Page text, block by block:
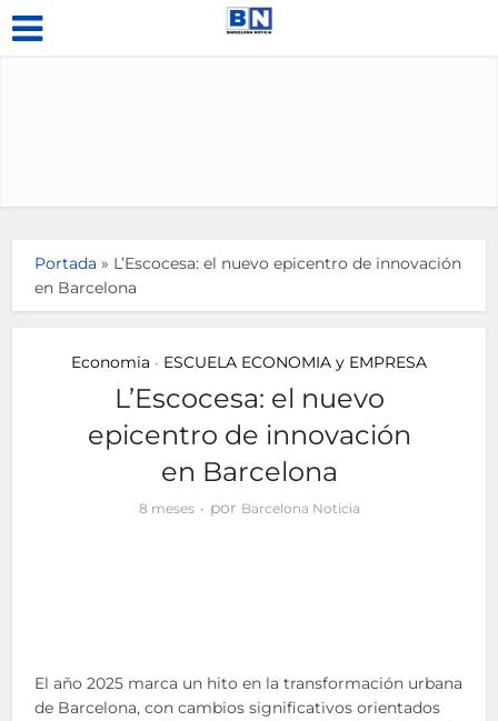
Portada » L’Escocesa: el nuevo epicentro de innovación
en Barcelona
Economia • ESCUELA ECONOMIA y EMPRESA
L’Escocesa: el nuevo
epicentro de innovación
en Barcelona
8 meses por Barcelona Noticia
El año 2025 marca un hito en la transformación urbana
de Barcelona, con cambios significativos orientados